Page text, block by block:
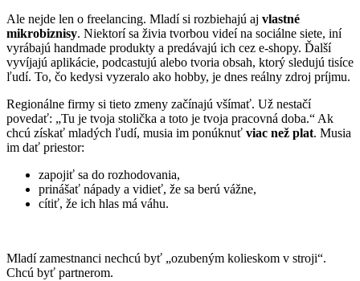
Ale nejde len o freelancing. Mladí si rozbiehajú aj vlastné
mikrobiznisy. Niektorí sa živia tvorbou videí na sociálne siete, iní
vyrábajú handmade produkty a predávajú ich cez e-shopy. Ďalší
vyvíjajú aplikácie, podcastujú alebo tvoria obsah, ktorý sledujú tisíce
ľudí. To, čo kedysi vyzeralo ako hobby, je dnes reálny zdroj príjmu.
Regionálne firmy si tieto zmeny začínajú všímať. Už nestačí
povedať: „Tu je tvoja stolička a toto je tvoja pracovná doba.“ Ak
chcú získať mladých ľudí, musia im ponúknuť viac než plat. Musia
im dať priestor:
zapojiť sa do rozhodovania,
prinášať nápady a vidieť, že sa berú vážne,
cítiť, že ich hlas má váhu.
Mladí zamestnanci nechcú byť „ozubeným kolieskom v stroji“.
Chcú byť partnerom.